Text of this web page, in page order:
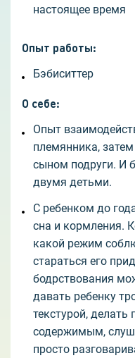
настоящее время
Опыт работы:
Бэбиситтер
О себе:
Опыт
племянника,
сыном подруги. И
двумя детьми.
С ребенком до
сна и кормления.
какой режим
стараться его
бодрствования
давать ребенку
текстурой,
содержимым,
просто